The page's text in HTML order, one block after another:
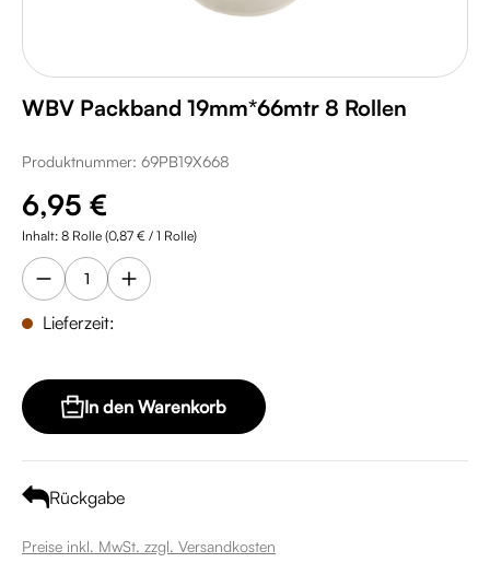
WBV Packband 19mm*66mtr 8 Rollen
Produktnummer: 69PB19X668
Regulärer Preis:
6,95 €
Inhalt: 8 Rolle (0,87 € / 1 Rolle)
Lieferzeit:
In den Warenkorb
Rückgabe
Preise inkl. MwSt. zzgl. Versandkosten